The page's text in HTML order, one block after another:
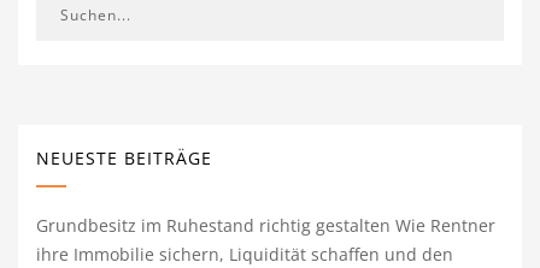
NEUESTE BEITRÄGE
Grundbesitz im Ruhestand richtig gestalten Wie Rentner
ihre Immobilie sichern, Liquidität schaffen und den